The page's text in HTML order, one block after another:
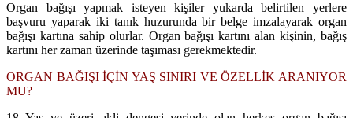
Organ bağışı yapmak isteyen kişiler yukarda belirtilen yerlere
başvuru yaparak iki tanık huzurunda bir belge imzalayarak organ
bağışı kartına sahip olurlar. Organ bağışı kartını alan kişinin, bağış
kartını her zaman üzerinde taşıması gerekmektedir.
ORGAN BAĞIŞI İÇİN YAŞ SINIRI VE ÖZELLİK ARANIYOR
MU?